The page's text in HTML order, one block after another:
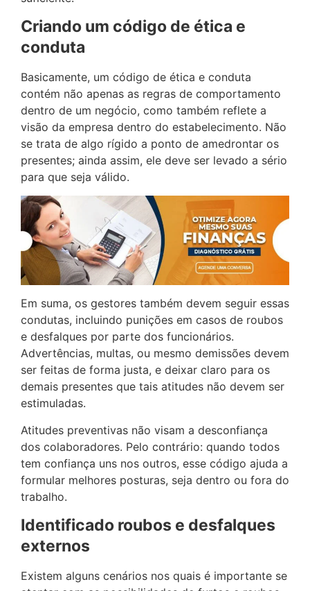
Criando um código de ética e
conduta
Basicamente, um código de ética e conduta
contém não apenas as regras de comportamento
dentro de um negócio, como também reflete a
visão da empresa dentro do estabelecimento. Não
se trata de algo rígido a ponto de amedrontar os
presentes; ainda assim, ele deve ser levado a sério
para que seja válido.
Em suma, os gestores também devem seguir essas
condutas, incluindo punições em casos de roubos
e desfalques por parte dos funcionários.
Advertências, multas, ou mesmo demissões devem
ser feitas de forma justa, e deixar claro para os
demais presentes que tais atitudes não devem ser
estimuladas.
Atitudes preventivas não visam a desconfiança
dos colaboradores. Pelo contrário: quando todos
tem confiança uns nos outros, esse código ajuda a
formular melhores posturas, seja dentro ou fora do
trabalho.
Identificado roubos e desfalques
externos
Existem alguns cenários nos quais é importante se